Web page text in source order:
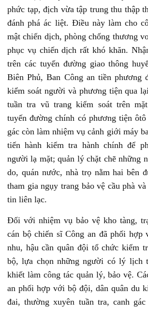
phức tạp, địch vừa tập trung thu thập
đánh phá ác liệt. Điều này làm cho
mật chiến dịch, phòng chống thương
phục vụ chiến dịch rất khó khăn.
trên các tuyến đường giao thông
Biên Phủ, Ban Công an tiền phương
kiểm soát người và phương tiện qua
tuần tra vũ trang kiểm soát trên
tuyến đường chính có phương tiện
gác còn làm nhiệm vụ cảnh giới máy
tiến hành kiểm tra hành chính để
người lạ mặt; quản lý chặt chẽ những
do, quán nước, nhà trọ nằm hai bên
tham gia ngụy trang bảo vệ cầu phà
tin liên lạc.
Đối với nhiệm vụ bảo vệ kho tàng,
cán bộ chiến sĩ Công an đã phối hợp
nhu, hậu cần quân đội tổ chức kiểm
bộ, lựa chọn những người có lý lịch
khiết làm công tác quản lý, bảo vệ.
an phối hợp với bộ đội, dân quân du
đai, thường xuyên tuần tra, canh